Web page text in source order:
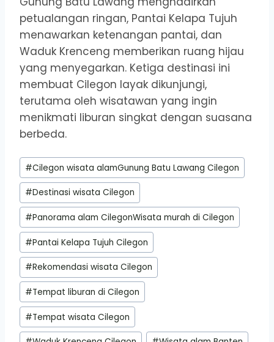
petualangan ringan, Pantai Kelapa Tujuh
menawarkan ketenangan pantai, dan
Waduk Krenceng memberikan ruang hijau
yang menyegarkan. Ketiga destinasi ini
membuat Cilegon layak dikunjungi,
terutama oleh wisatawan yang ingin
menikmati liburan singkat dengan suasana
berbeda.
Post
Tags:
#Cilegon wisata alamGunung Batu Lawang Cilegon
#Destinasi wisata Cilegon
#Panorama alam CilegonWisata murah di Cilegon
#Pantai Kelapa Tujuh Cilegon
#Rekomendasi wisata Cilegon
#Tempat liburan di Cilegon
#Tempat wisata Cilegon